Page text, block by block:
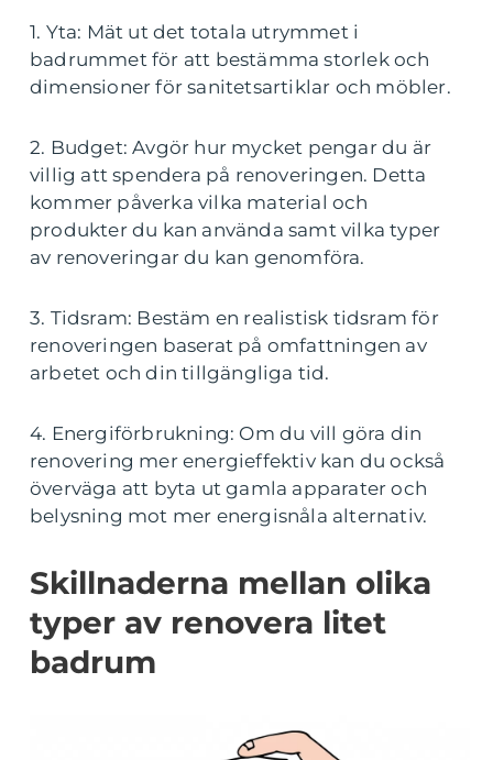
1. Yta: Mät ut det totala utrymmet i
badrummet för att bestämma storlek och
dimensioner för sanitetsartiklar och möbler.
2. Budget: Avgör hur mycket pengar du är
villig att spendera på renoveringen. Detta
kommer påverka vilka material och
produkter du kan använda samt vilka typer
av renoveringar du kan genomföra.
3. Tidsram: Bestäm en realistisk tidsram för
renoveringen baserat på omfattningen av
arbetet och din tillgängliga tid.
4. Energiförbrukning: Om du vill göra din
renovering mer energieffektiv kan du också
överväga att byta ut gamla apparater och
belysning mot mer energisnåla alternativ.
Skillnaderna mellan olika
typer av renovera litet
badrum